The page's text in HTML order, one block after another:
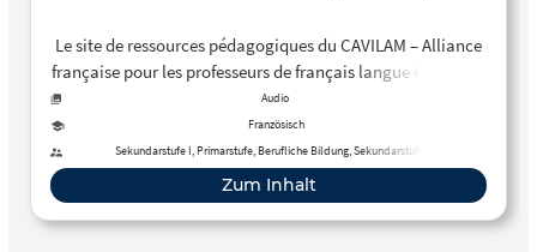
Le site de ressources pédagogiques du CAVILAM – Alliance
française pour les professeurs de français langue étrangère
(FLE)
Audio
Französisch
Sekundarstufe I, Primarstufe, Berufliche Bildung, Sekundarstufe II
Zum Inhalt